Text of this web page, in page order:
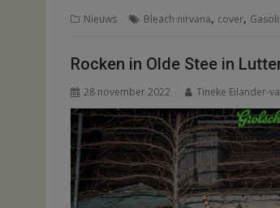
Nieuws Bleach nirvana, cover,
Rocken in Olde Stee in
28 november 2022 Tineke Eilander-